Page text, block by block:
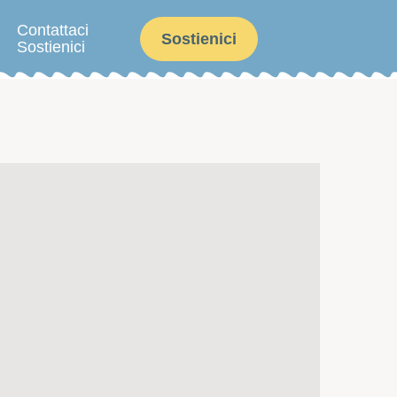
Contattaci
Sostienici
Sostienici